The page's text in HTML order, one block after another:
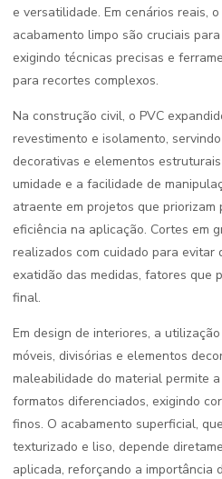
e versatilidade. Em cenários reais,
acabamento limpo são cruciais
exigindo técnicas precisas e
para recortes complexos.
Na construção civil, o PVC
revestimento e isolamento,
decorativas e elementos
umidade e a facilidade de
atraente em projetos que priorizam
eficiência na aplicação. Cortes em
realizados com cuidado para evitar
exatidão das medidas, fatores que
final.
Em design de interiores, a
móveis, divisórias e elementos
maleabilidade do material permite
formatos diferenciados, exigindo
finos. O acabamento superficial,
texturizado e liso, depende
aplicada, reforçando a importância